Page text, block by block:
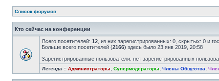
Список форумов
Кто сейчас на конференции
Всего посетителей: 12 , из них зарегистрированных: 0, скрытых: 0 и
Больше всего посетителей (2166) здесь было 23 янв 2019, 20:58
Зарегистрированные пользователи: нет зарегистрированных
Легенда :: Администраторы Супермодераторы Члены Общества